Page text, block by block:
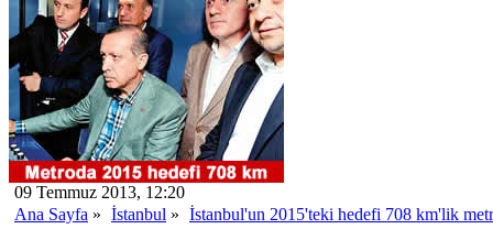
09 Temmuz 2013, 12:20
Ana Sayfa » İstanbul » İstanbul'un 2015'teki hedefi 708 km'lik